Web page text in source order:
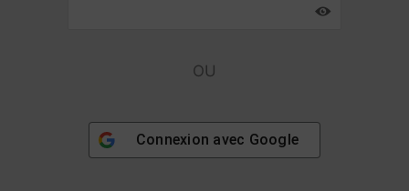
OU
Connexion avec Google